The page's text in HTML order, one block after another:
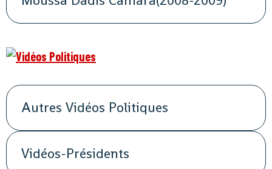
Autres Vidéos Politiques
Vidéos-Présidents